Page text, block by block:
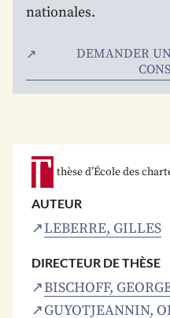
nationales.
DEMANDER
thèse d’École des
AUTEUR
LEBERRE, GILLES
DIRECTEUR DE THÈSE
BISCHOFF,
GUYOTJEANNIN,